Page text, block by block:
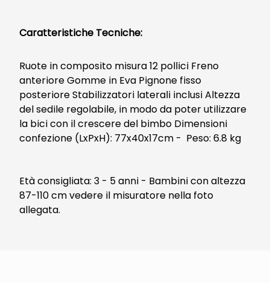
Caratteristiche Tecniche:
Ruote in composito misura 12 pollici Freno
anteriore Gomme in Eva Pignone fisso
posteriore Stabilizzatori laterali inclusi Altezza
del sedile regolabile, in modo da poter utilizzare
la bici con il crescere del bimbo Dimensioni
confezione (LxPxH): 77x40x17cm - Peso: 6.8 kg
Età consigliata: 3 - 5 anni - Bambini con altezza
87-110 cm vedere il misuratore nella foto
allegata.